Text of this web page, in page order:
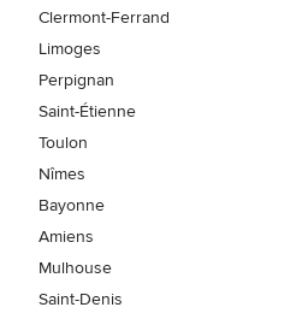
Clermont-Ferrand
Limoges
Perpignan
Saint-Étienne
Toulon
Nîmes
Bayonne
Amiens
Mulhouse
Saint-Denis